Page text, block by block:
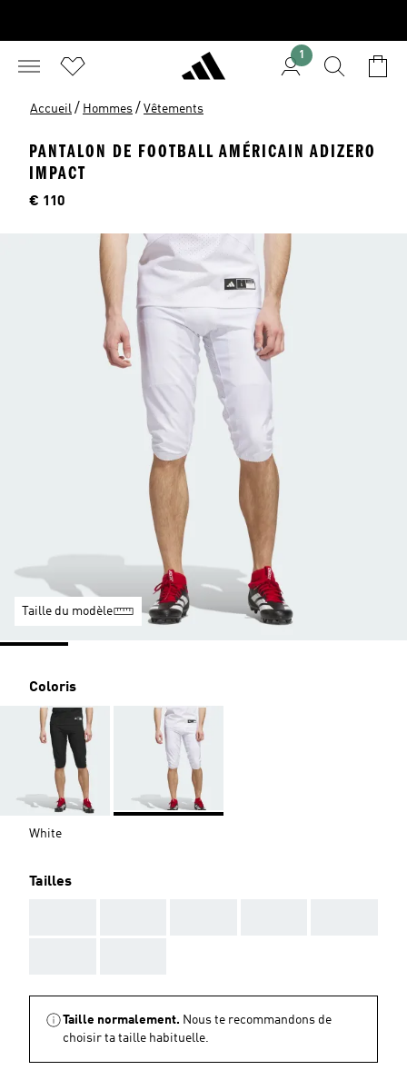
1
Accueil / Hommes / Vêtements
PANTALON DE FOOTBALL AMÉRICAIN ADIZERO
IMPACT
Price
€ 110
Taille du modèle
Coloris
White
Tailles
Taille normalement. Nous te recommandons de
choisir ta taille habituelle.